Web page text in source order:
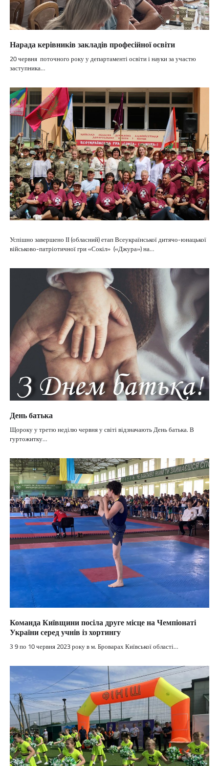
Нарада керівників закладів професійної освіти
20 червня поточного року у департаменті освіти і науки за участю
заступника…
Успішно завершено ІІ (обласний) етап Всеукраїнської дитячо-юнацької
військово-патріотичної гри «Сокіл» («Джура») на…
День батька
Щороку у третю неділю червня у світі відзначають День батька. В
гуртожитку…
Команда Київщини посіла друге місце на Чемпіонаті
України серед учнів із хортингу
З 9 по 10 червня 2023 року в м. Броварах Київської області…